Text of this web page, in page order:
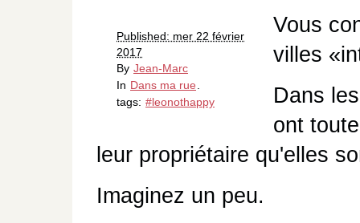
Published: mer 22 février
2017
By Jean-Marc
In Dans ma rue
tags: #leonothappy
Vous
villes
Dans
ont
leur propriétaire qu'elles
Imaginez un peu.